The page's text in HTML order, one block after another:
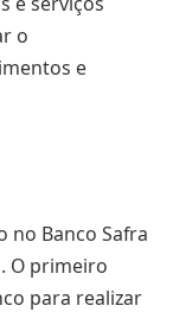
o
e
Banco Safra
O primeiro
para realizar